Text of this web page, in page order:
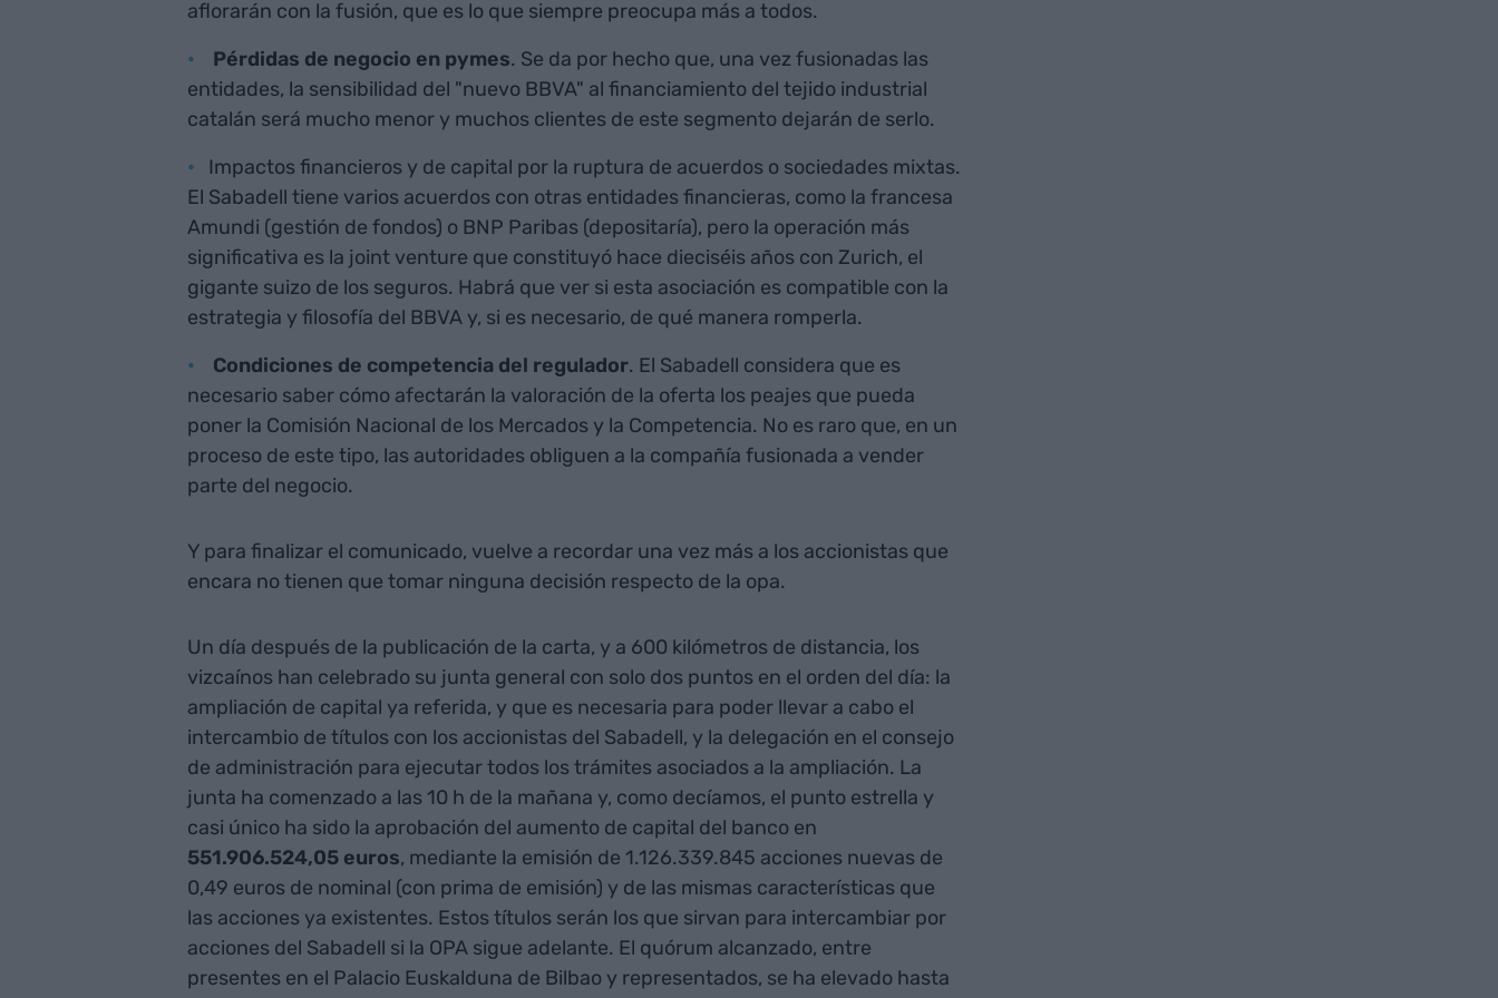
aflorarán con la fusión, que es lo que siempre preocupa más a todos.
Pérdidas de negocio en pymes. Se da por hecho que, una vez fusionadas las
entidades, la sensibilidad del "nuevo BBVA" al financiamiento del tejido industrial
catalán será mucho menor y muchos clientes de este segmento dejarán de serlo.
Impactos financieros y de capital por la ruptura de acuerdos o sociedades mixtas.
El Sabadell tiene varios acuerdos con otras entidades financieras, como la francesa
Amundi (gestión de fondos) o BNP Paribas (depositaría), pero la operación más
significativa es la joint venture que constituyó hace dieciséis años con Zurich, el
gigante suizo de los seguros. Habrá que ver si esta asociación es compatible con la
estrategia y filosofía del BBVA y, si es necesario, de qué manera romperla.
Condiciones de competencia del regulador. El Sabadell considera que es
necesario saber cómo afectarán la valoración de la oferta los peajes que pueda
poner la Comisión Nacional de los Mercados y la Competencia. No es raro que, en un
proceso de este tipo, las autoridades obliguen a la compañía fusionada a vender
parte del negocio.
Y para finalizar el comunicado, vuelve a recordar una vez más a los accionistas que
encara no tienen que tomar ninguna decisión respecto de la opa.
Un día después de la publicación de la carta, y a 600 kilómetros de distancia, los
vizcaínos han celebrado su junta general con solo dos puntos en el orden del día: la
ampliación de capital ya referida, y que es necesaria para poder llevar a cabo el
intercambio de títulos con los accionistas del Sabadell, y la delegación en el consejo
de administración para ejecutar todos los trámites asociados a la ampliación. La
junta ha comenzado a las 10 h de la mañana y, como decíamos, el punto estrella y
casi único ha sido la aprobación del aumento de capital del banco en
551.906.524,05 euros, mediante la emisión de 1.126.339.845 acciones nuevas de
0,49 euros de nominal (con prima de emisión) y de las mismas características que
las acciones ya existentes. Estos títulos serán los que sirvan para intercambiar por
acciones del Sabadell si la OPA sigue adelante. El quórum alcanzado, entre
presentes en el Palacio Euskalduna de Bilbao y representados, se ha elevado hasta